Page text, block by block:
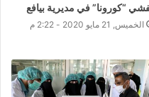
“كورونا” في مديرية بيافع
الخميس, 21 مايو 2020 - 2:22 م